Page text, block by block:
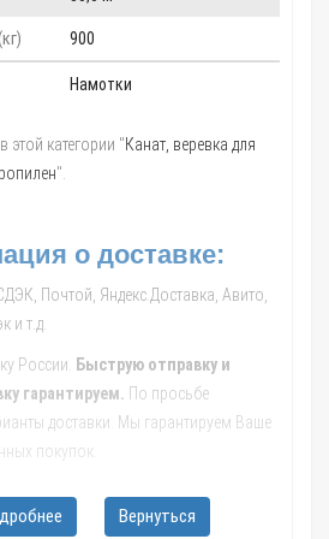
900
Намотки
этой категории "Канат, веревка для
".
о доставке:
Почтой, Яндекс.Доставка, Авито,
и т.д.
России.
Быструю отправку и
гарантируем. По просьбе
доставки. Мы гарантируем Ваше
покупок.
рассчитают стоимость и сроки
Вернуться